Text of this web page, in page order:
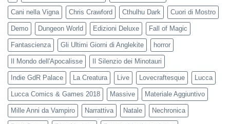
Cani nella Vigna Chris Crawford Cthulhu Dark Cuori di Mostro
Demo Dungeon World Edizioni Deluxe Fall of Magic
Fantascienza Gli Ultimi Giorni di Anglekite horror
Il Mondo dell'Apocalisse Il Silenzio dei Minotauri
Indie GdR Palace La Creatura Live Lovecraftesque Lucca
Lucca Comics & Games 2018 Massive Materiale Aggiuntivo
Mille Anni da Vampiro Narrattiva Natale Nechronica